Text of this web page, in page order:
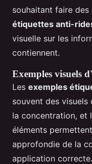
souhaitant faire
étiquettes anti-
visuelle sur les
contiennent.
Exemples visuels
Les exemples
souvent des visuels
la concentration, et
éléments
approfondie de la
application